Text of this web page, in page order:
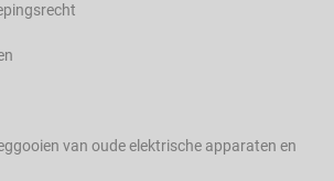
van oude elektrische apparaten en